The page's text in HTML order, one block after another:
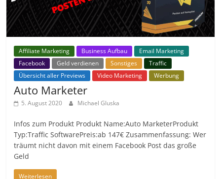
Affiliate Marketing Business Aufbau
Email Marketing
Facebook
Geld verdienen Sonstiges
Traffic
Übersicht aller Previews
Video Marketing Werbung
Auto Marketer
5. August 2020 Michael Gluska
Infos zum Produkt Produkt Name:Auto MarketerProdukt
Typ:Traffic SoftwarePreis:ab 147€ Zusammenfassung: Wer
träumt nicht davon mit einem Facebook Post das große
Geld
Weiterlesen